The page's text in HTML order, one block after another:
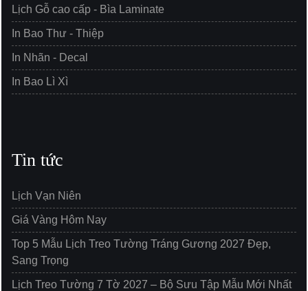
Lịch Gỗ cao cấp - Bìa Laminate
In Bao Thư - Thiệp
In Nhãn - Decal
In Bao Lì Xì
Tin tức
Lịch Vạn Niên
Giá Vàng Hôm Nay
Top 5 Mẫu Lịch Treo Tường Tráng Gương 2027 Đẹp,
Sang Trọng
Lịch Treo Tường 7 Tờ 2027 – Bộ Sưu Tập Mẫu Mới Nhất